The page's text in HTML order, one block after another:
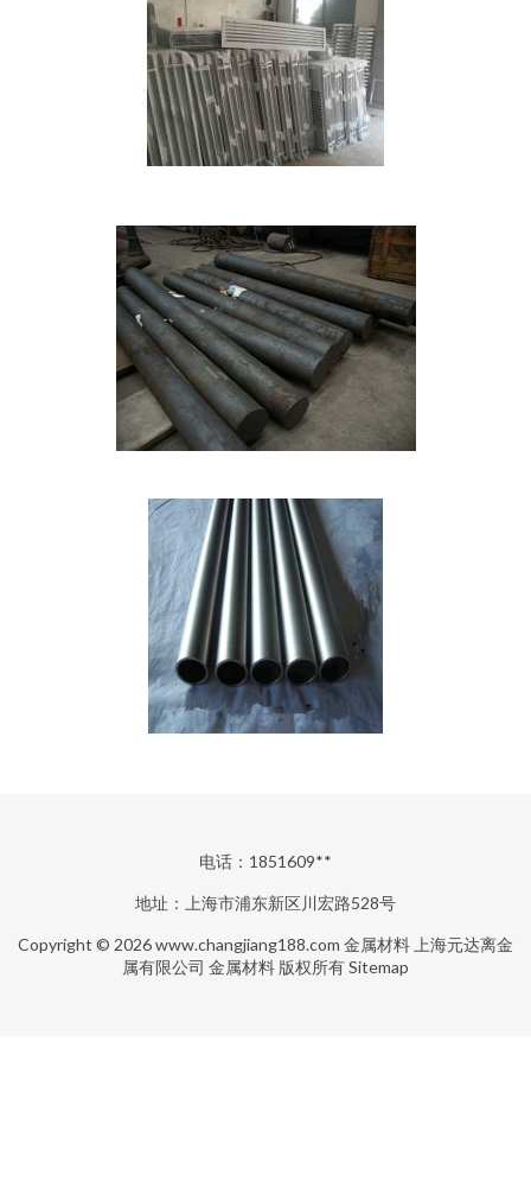
电话：1851609**
地址：上海市浦东新区川宏路528号
Copyright © 2026www.changjiang188.com 金属材料 上海元达离金
属有限公司 金属材料 版权所有Sitemap